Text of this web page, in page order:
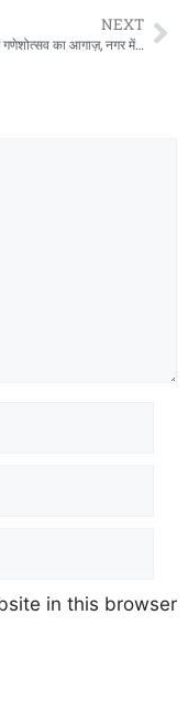
NEXT
करनैलगंज में गणेशोत्सव का आगाज़, नगर में भक्ति और उल्लास का वातावरण
in this browser